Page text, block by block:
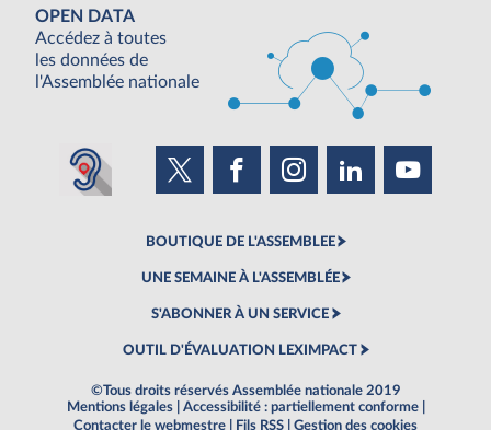
OPEN DATA
Accédez à toutes
les données de
l'Assemblée nationale
BOUTIQUE DE L'ASSEMBLEE
UNE SEMAINE À L'ASSEMBLÉE
S'ABONNER À UN SERVICE
OUTIL D'ÉVALUATION LEXIMPACT
©Tous droits réservés Assemblée nationale 2019
Mentions légales
Accessibilité : partiellement conforme
Contacter le webmestre
Fils RSS Gestion des cookies